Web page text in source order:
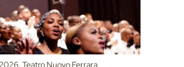
Teatro Nuovo Ferrara